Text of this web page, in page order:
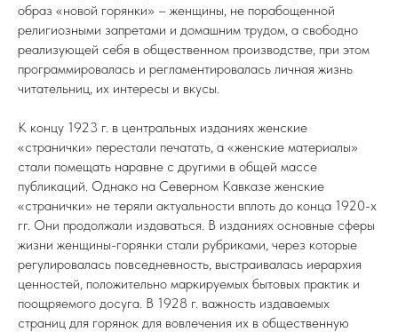
образ «новой горянки» – женщины, не порабощенной
религиозными запретами и домашним трудом, а свободно
реализующей себя в общественном производстве, при этом
программировалась и регламентировалась личная жизнь
читательниц, их интересы и вкусы.
К концу 1923 г. в центральных изданиях женские
«странички» перестали печатать, а «женские материалы»
стали помещать наравне с другими в общей массе
публикаций. Однако на Северном Кавказе женские
«странички» не теряли актуальности вплоть до конца 1920-х
гг. Они продолжали издаваться. В изданиях основные сферы
жизни женщины-горянки стали рубриками, через которые
регулировалась повседневность, выстраивалась иерархия
ценностей, положительно маркируемых бытовых практик и
поощряемого досуга. В 1928 г. важность издаваемых
страниц для горянок для вовлечения их в общественную